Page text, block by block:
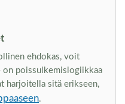
ehdokas, voit
on poissulkemislogiikkaa
harjoitella sitä erikseen,
.